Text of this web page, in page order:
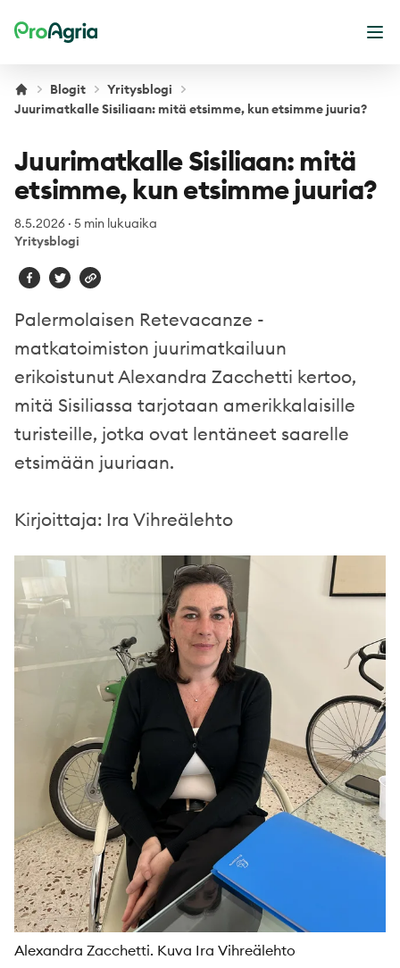
ProAgria
Blogit
Yritysblogi
Juurimatkalle Sisiliaan: mitä etsimme, kun etsimme juuria?
Juurimatkalle Sisiliaan: mitä
etsimme, kun etsimme juuria?
8.5.2026 · 5 min lukuaika
Yritysblogi
Palermolaisen Retevacanze -
matkatoimiston juurimatkailuun
erikoistunut Alexandra Zacchetti kertoo,
mitä Sisiliassa tarjotaan amerikkalaisille
turisteille, jotka ovat lentäneet saarelle
etsimään juuriaan.
Kirjoittaja: Ira Vihreälehto
Alexandra Zacchetti. Kuva Ira Vihreälehto